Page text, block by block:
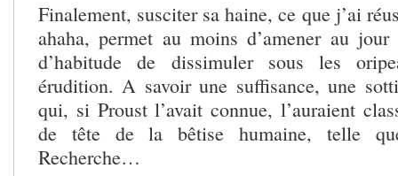
Finalement, susciter sa haine, ce que j’ai
ahaha, permet au moins d’amener au
d’habitude de dissimuler sous les
érudition. A savoir une suffisance, une
qui, si Proust l’avait connue, l’auraient
de tête de la bêtise humaine, telle
Recherche…